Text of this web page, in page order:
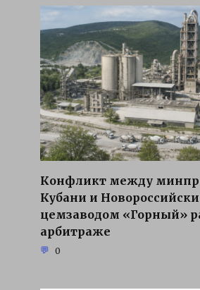
Конфликт между
Кубани и
цемзаводом «Горный»
арбитраже
0